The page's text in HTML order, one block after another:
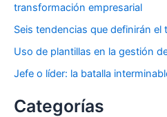
transformación empresarial
Seis tendencias que definirán el
Uso de plantillas en la gestión
Jefe o líder: la batalla
Categorías